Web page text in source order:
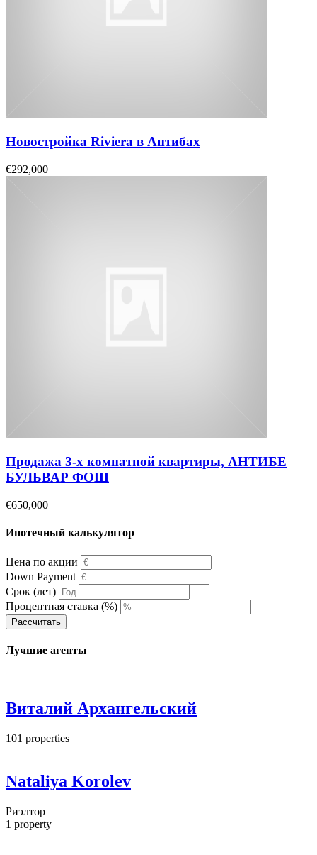
Новостройка Riviera в Антибах
€292,000
Продажа 3-х комнатной квартиры, АНТИБЕ
БУЛЬВАР ФОШ
€650,000
Ипотечный калькулятор
Цена по акции
Down Payment
Срок (лет)
Процентная ставка (%)
Рассчитать
Лучшие агенты
Виталий Архангельский
101 properties
Nataliya Korolev
Риэлтор
1 property